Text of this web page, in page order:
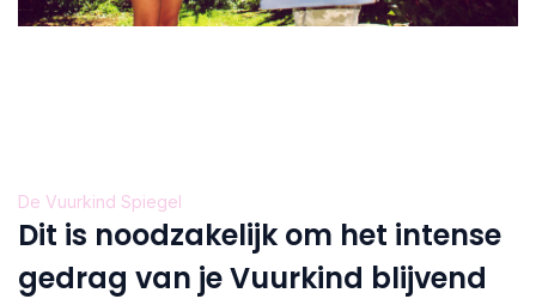
De Vuurkind Spiegel
Dit is noodzakelijk om het intense
gedrag van je Vuurkind blijvend